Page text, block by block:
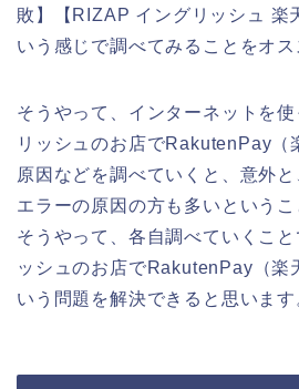
敗】【RIZAP イングリッシュ
いう感じで調べてみることをオス
そうやって、インターネットを
リッシュのお店でRakutenPay（
原因などを調べていくと、意外
エラーの原因の方も多いというこ
そうやって、各自調べていくこ
ッシュのお店でRakutenPay（楽
いう問題を解決できると思います